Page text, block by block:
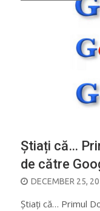
Știați că…
de către
POSTED
DECEMBER 25,
Știați că… Primul